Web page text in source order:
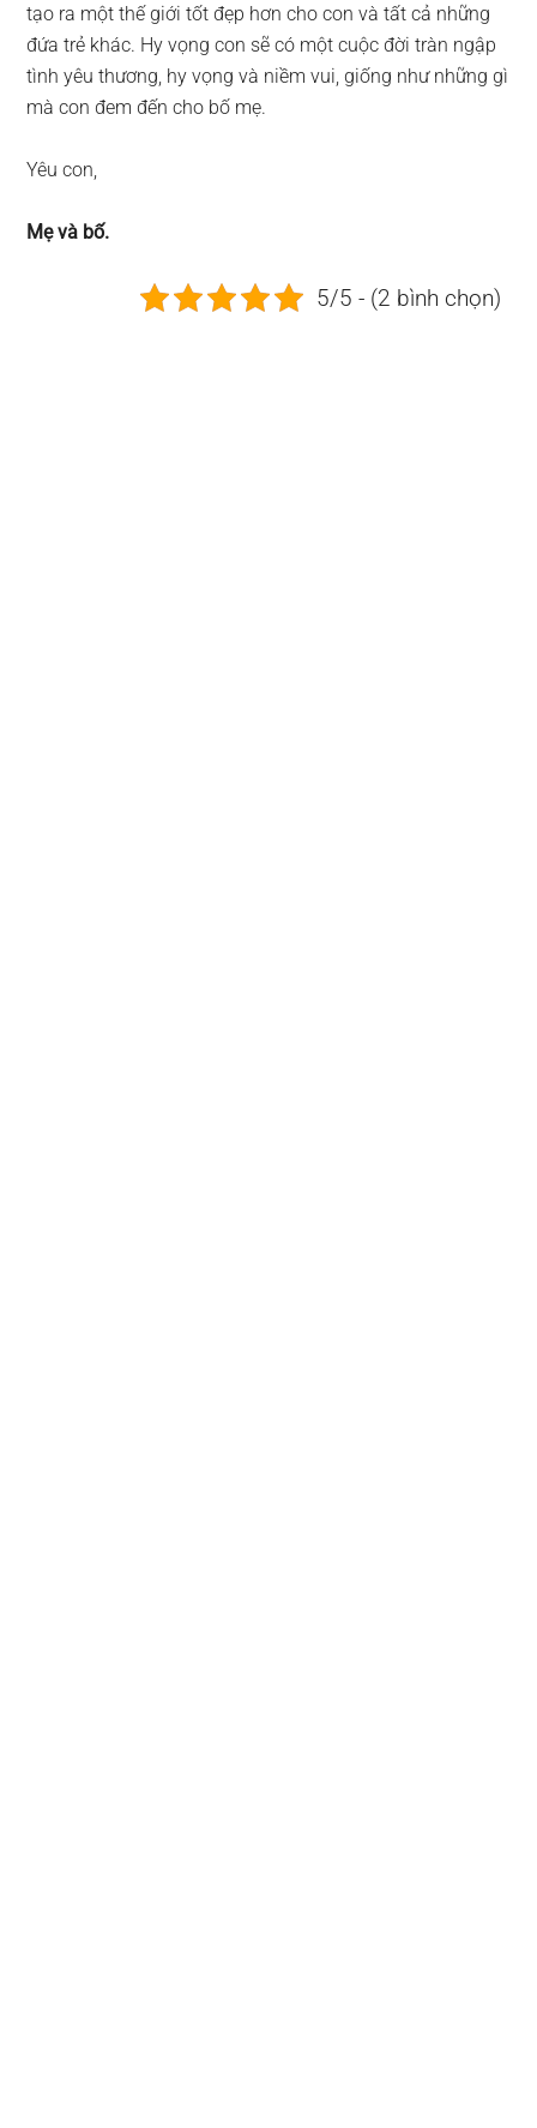
tạo ra một thế giới tốt đẹp hơn cho con và tất cả những
đứa trẻ khác. Hy vọng con sẽ có một cuộc đời tràn ngập
tình yêu thương, hy vọng và niềm vui, giống như những gì
mà con đem đến cho bố mẹ.
Yêu con,
Mẹ và bố.
5/5 - (2 bình chọn)